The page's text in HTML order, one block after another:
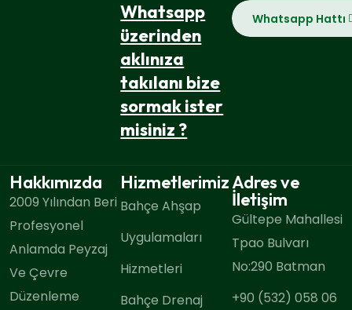
Whatsapp
üzerinden
aklınıza
takılanı bize
sormak ister
misiniz ?
Whatsapp Hattı
Hakkımızda
2009 Yılından Beri
Profesyonel
Anlamda Peyzaj
Ve Çevre
Düzenleme
Hizmetlerimiz
Bahçe Ahşap
Uygulamaları
Hizmetleri
Bahçe Drenaj
Adres ve
İletişim
Gültepe Mahallesi
Tpao Bulvarı
No:290 Batman
+90 (532) 058 06